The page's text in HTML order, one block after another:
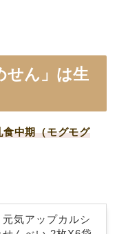
せん」は生
食中期（モグモグ
元気アップカルシ